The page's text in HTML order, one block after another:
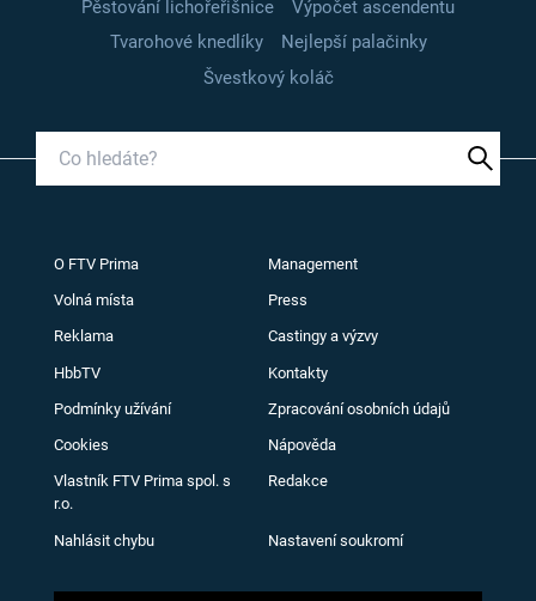
Pěstování lichořeřišnice
Výpočet ascendentu
Tvarohové knedlíky
Nejlepší palačinky
Švestkový koláč
O FTV Prima Management
Volná místa Press
Reklama Castingy a výzvy
HbbTV Kontakty
Podmínky užívání Zpracování osobních údajů
Cookies Nápověda
Vlastník FTV Prima spol. s
r.o.
Redakce
Nahlásit chybu Nastavení soukromí